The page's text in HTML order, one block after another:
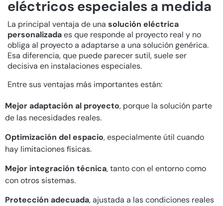
eléctricos especiales a medida
La principal ventaja de una solución eléctrica
personalizadaes que responde al proyecto real y no
obliga al proyecto a adaptarse a una solución genérica.
Esa diferencia, que puede parecer sutil, suele ser
decisiva en instalaciones especiales.
Entre sus ventajas más importantes están:
Mejor adaptación al proyecto, porque la solución parte
de las necesidades reales.
Optimización del espacio, especialmente útil cuando
hay limitaciones físicas.
Mejor integración técnica, tanto con el entorno como
con otros sistemas.
Protección adecuada, ajustada a las condiciones reales